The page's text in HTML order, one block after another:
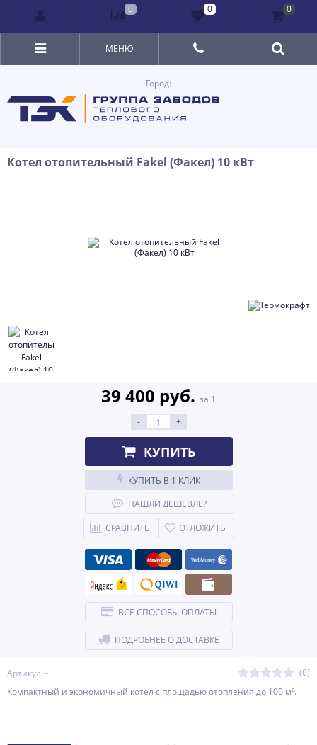
Город:
МЕНЮ
Котел отопительный Fakel (Факел) 10 кВт
Артикул: -
(0)
Компактный и экономичный котел с площадью отопления до 100 м².
39 400 руб. за 1
-
+
КУПИТЬ
КУПИТЬ В 1 КЛИК
НАШЛИ ДЕШЕВЛЕ?
СРАВНИТЬ
ОТЛОЖИТЬ
ВСЕ СПОСОБЫ ОПЛАТЫ
ПОДРОБНЕЕ О ДОСТАВКЕ
0 0 0